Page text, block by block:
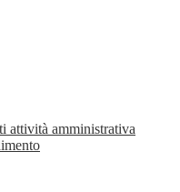
attività amministrativa